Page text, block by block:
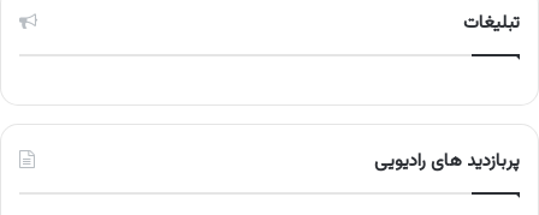
تبلیغات
پربازدید های رادیویی